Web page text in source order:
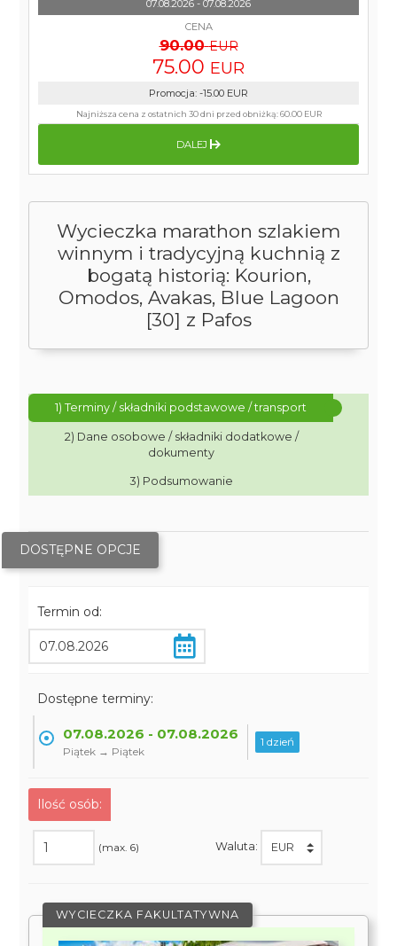
Wycieczka marathon szlakiem
winnym i tradycyjną kuchnią z
bogatą historią: Kourion,
Omodos, Avakas, Blue Lagoon
[30] z Pafos
1) Terminy / składniki podstawowe / transport
2) Dane osobowe / składniki dodatkowe /
dokumenty
3) Podsumowanie
DOSTĘPNE OPCJE
Termin od:
Dostępne terminy:
07.08.2026 - 07.08.2026
Piątek → Piątek
1 dzień
Ilość osób:
(max. 6) Waluta:
WYCIECZKA FAKULTATYWNA
07.08.2026 - 07.08.2026
CENA
90.00 EUR
75.00 EUR
Promocja: -15.00 EUR
Najniższa cena z ostatnich 30 dni przed obniżką:60.00 EUR
DALEJ